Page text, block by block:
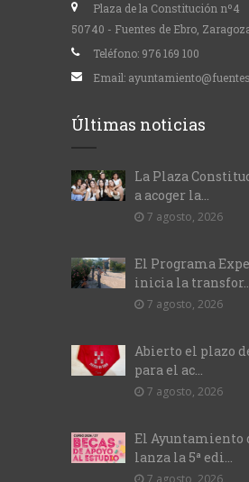
Plaza de la Constitución nº4
50740 - Fuentes de Ebro,
Teléfono: 976 169 100
Email:
Últimas noticias
La Plaza
a acoger la...
7 agosto, 2026
El Programa
inicia la
7 agosto, 2026
Abierto el plazo
para el ac...
7 agosto, 2026
El Ayuntamiento
lanza la 5ª edi...
7 agosto, 2026